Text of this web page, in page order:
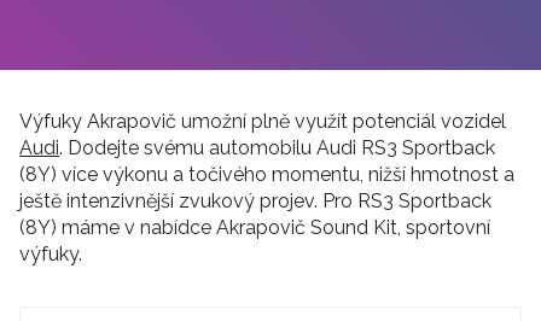
Výfuky Akrapovič umožní plně využít potenciál vozidel
Audi. Dodejte svému automobilu Audi RS3 Sportback
(8Y) více výkonu a točivého momentu, nižší hmotnost a
ještě intenzivnější zvukový projev. Pro RS3 Sportback
(8Y) máme v nabídce Akrapovič Sound Kit, sportovní
výfuky.